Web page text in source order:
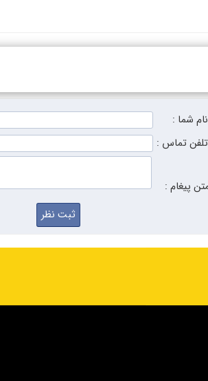
نام شما :
تلفن تماس :
پیغام :